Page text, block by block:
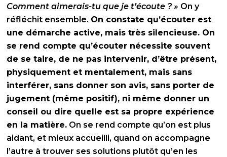
Comment aimerais-tu que je t’écoute ? » On y
réfléchit ensemble. On constate qu’écouter est
une démarche active, mais très silencieuse. On
se rend compte qu’écouter nécessite souvent
de se taire, de ne pas intervenir, d’être présent,
physiquement et mentalement, mais sans
interférer, sans donner son avis, sans porter de
jugement (même positif), ni même donner un
conseil ou dire quelle est sa propre expérience
en la matière. On se rend compte qu’on est plus
aidant, et mieux accueilli, quand on accompagne
l’autre à trouver ses solutions plutôt qu’en les